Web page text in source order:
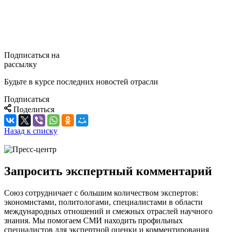
Подписаться на
рассылку
Будьте в курсе последних новостей отрасли
Подписаться
Поделиться
Назад к списку
Запросить экспертный комментарий
Союз сотрудничает с большим количеством экспертов:
экономистами, политологами, специалистами в области
международных отношений и смежных отраслей научного
знания. Мы помогаем СМИ находить профильных
специалистов для экспертной оценки и комментирования